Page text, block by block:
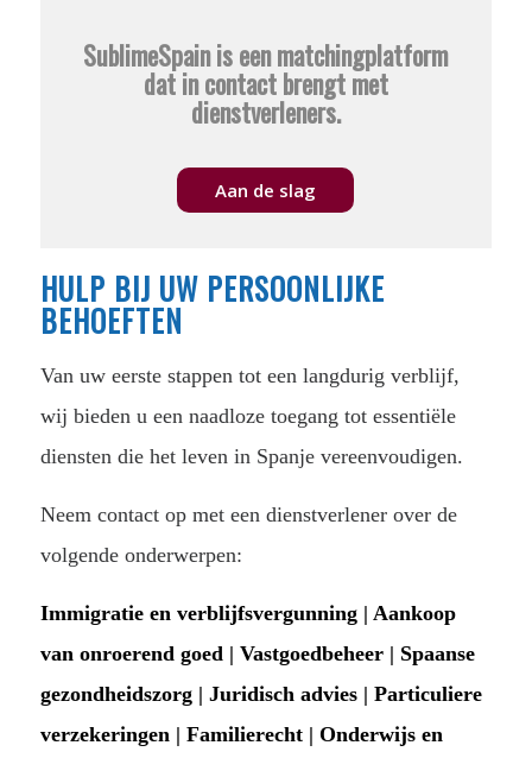
SublimeSpain is een matchingplatform
dat in contact brengt met
dienstverleners.
Aan de slag
HULP BIJ UW PERSOONLIJKE
BEHOEFTEN
Van uw eerste stappen tot een langdurig verblijf,
wij bieden u een naadloze toegang tot essentiële
diensten die het leven in Spanje vereenvoudigen.
Neem contact op met een dienstverlener over de
volgende onderwerpen:
Immigratie en verblijfsvergunning | Aankoop
van onroerend goed | Vastgoedbeheer | Spaanse
gezondheidszorg | Juridisch advies | Particuliere
verzekeringen | Familierecht | Onderwijs en